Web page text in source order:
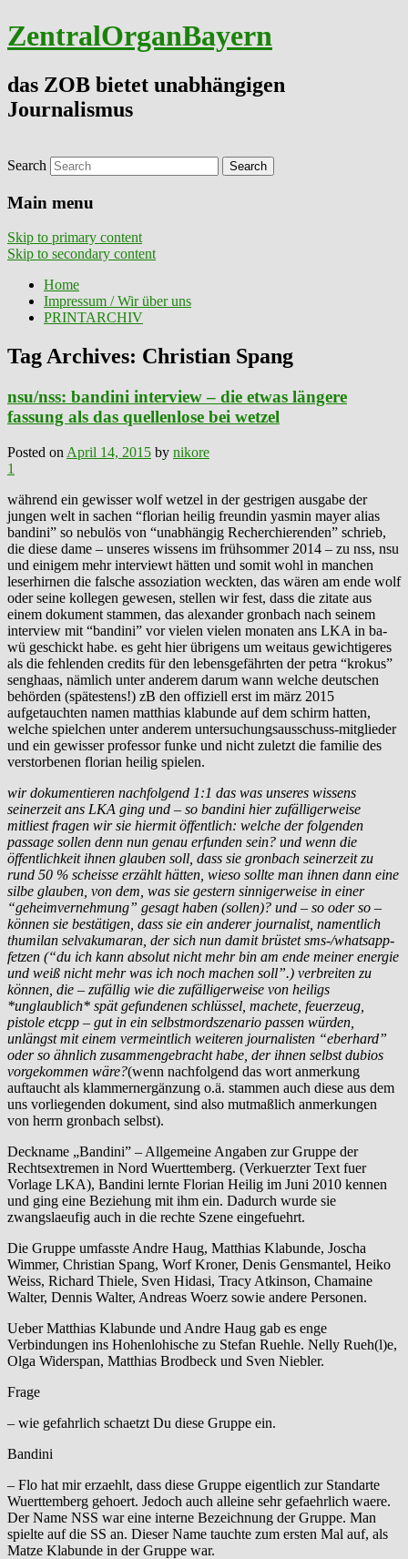
ZentralOrganBayern
das ZOB bietet unabhängigen
Journalismus
Search
Main menu
Skip to primary content
Skip to secondary content
Home
Impressum / Wir über uns
PRINTARCHIV
Tag Archives: Christian Spang
nsu/nss: bandini interview – die etwas längere
fassung als das quellenlose bei wetzel
Posted on April 14, 2015 by nikore
1
während ein gewisser wolf wetzel in der gestrigen ausgabe der
jungen welt in sachen “florian heilig freundin yasmin mayer alias
bandini” so nebulös von “unabhängig Recherchierenden” schrieb,
die diese dame – unseres wissens im frühsommer 2014 – zu nss, nsu
und einigem mehr interviewt hätten und somit wohl in manchen
leserhirnen die falsche assoziation weckten, das wären am ende wolf
oder seine kollegen gewesen, stellen wir fest, dass die zitate aus
einem dokument stammen, das alexander gronbach nach seinem
interview mit “bandini” vor vielen vielen monaten ans LKA in ba-
wü geschickt habe. es geht hier übrigens um weitaus gewichtigeres
als die fehlenden credits für den lebensgefährten der petra “krokus”
senghaas, nämlich unter anderem darum wann welche deutschen
behörden (spätestens!) zB den offiziell erst im märz 2015
aufgetauchten namen matthias klabunde auf dem schirm hatten,
welche spielchen unter anderem untersuchungsausschuss-mitglieder
und ein gewisser professor funke und nicht zuletzt die familie des
verstorbenen florian heilig spielen.
wir dokumentieren nachfolgend 1:1 das was unseres wissens
seinerzeit ans LKA ging und – so bandini hier zufälligerweise
mitliest fragen wir sie hiermit öffentlich: welche der folgenden
passage sollen denn nun genau erfunden sein? und wenn die
öffentlichkeit ihnen glauben soll, dass sie gronbach seinerzeit zu
rund 50 % scheisse erzählt hätten, wieso sollte man ihnen dann eine
silbe glauben, von dem, was sie gestern sinnigerweise in einer
“geheimvernehmung” gesagt haben (sollen)? und – so oder so –
können sie bestätigen, dass sie ein anderer journalist, namentlich
thumilan selvakumaran, der sich nun damit brüstet sms-/whatsapp-
fetzen (“du ich kann absolut nicht mehr bin am ende meiner energie
und weiß nicht mehr was ich noch machen soll”.) verbreiten zu
können, die – zufällig wie die zufälligerweise von heiligs
*unglaublich* spät gefundenen schlüssel, machete, feuerzeug,
pistole etcpp – gut in ein selbstmordszenario passen würden,
unlängst mit einem vermeintlich weiteren journalisten “eberhard”
oder so ähnlich zusammengebracht habe, der ihnen selbst dubios
vorgekommen wäre?(wenn nachfolgend das wort anmerkung
auftaucht als klammernergänzung o.ä. stammen auch diese aus dem
uns vorliegenden dokument, sind also mutmaßlich anmerkungen
von herrn gronbach selbst).
Deckname „Bandini” – Allgemeine Angaben zur Gruppe der
Rechtsextremen in Nord Wuerttemberg. (Verkuerzter Text fuer
Vorlage LKA), Bandini lernte Florian Heilig im Juni 2010 kennen
und ging eine Beziehung mit ihm ein. Dadurch wurde sie
zwangslaeufig auch in die rechte Szene eingefuehrt.
Die Gruppe umfasste Andre Haug, Matthias Klabunde, Joscha
Wimmer, Christian Spang, Worf Kroner, Denis Gensmantel, Heiko
Weiss, Richard Thiele, Sven Hidasi, Tracy Atkinson, Chamaine
Walter, Dennis Walter, Andreas Woerz sowie andere Personen.
Ueber Matthias Klabunde und Andre Haug gab es enge
Verbindungen ins Hohenlohische zu Stefan Ruehle. Nelly Rueh(l)e,
Olga Widerspan, Matthias Brodbeck und Sven Niebler.
Frage
– wie gefahrlich schaetzt Du diese Gruppe ein.
Bandini
– Flo hat mir erzaehlt, dass diese Gruppe eigentlich zur Standarte
Wuerttemberg gehoert. Jedoch auch alleine sehr gefaehrlich waere.
Der Name NSS war eine interne Bezeichnung der Gruppe. Man
spielte auf die SS an. Dieser Name tauchte zum ersten Mal auf, als
Matze Klabunde in der Gruppe war.